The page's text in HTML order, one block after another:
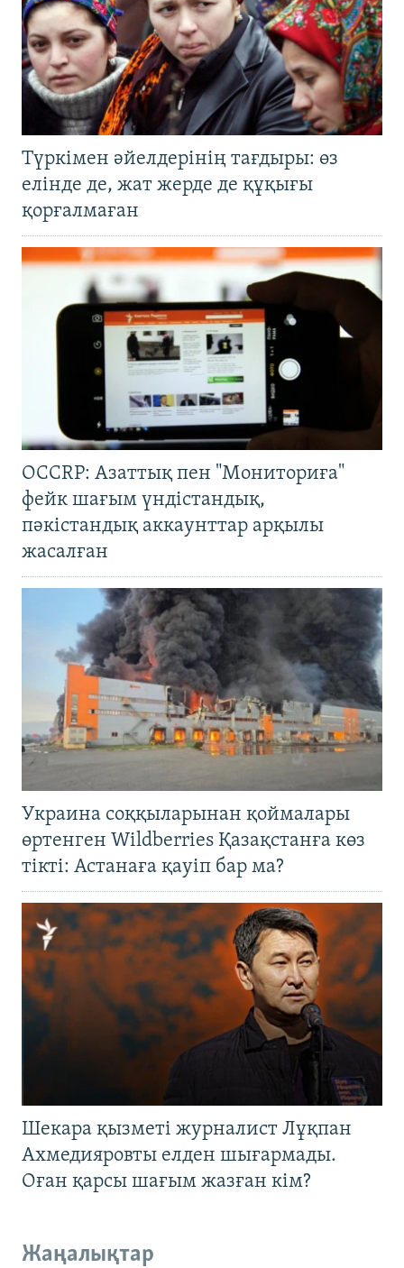
Түркімен әйелдерінің тағдыры: өз
елінде де, жат жерде де құқығы
қорғалмаған
OCCRP: Азаттық пен "Мониториға"
фейк шағым үндістандық,
пәкістандық аккаунттар арқылы
жасалған
Украина соққыларынан қоймалары
өртенген Wildberries Қазақстанға көз
тікті: Астанаға қауіп бар ма?
Шекара қызметі журналист Лұқпан
Ахмедияровты елден шығармады.
Оған қарсы шағым жазған кім?
Жаңалықтар